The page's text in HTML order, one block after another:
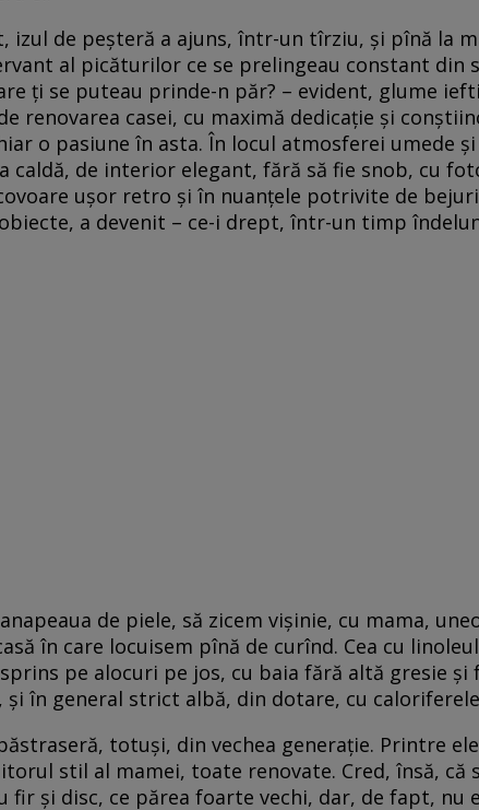
izul de peșteră a ajuns, într-un tîrziu, și pînă la
al picăturilor ce se prelingeau constant din
ți se puteau prinde-n păr? – evident, glume
renovarea casei, cu maximă dedicație și
o pasiune în asta. În locul atmosferei umede
caldă, de interior elegant, fără să fie snob, cu
ușor retro și în nuanțele potrivite de bejuri
a devenit – ce-i drept, într-un timp
de piele, să zicem vișinie, cu mama,
în care locuisem pînă de curînd. Cea cu
pe alocuri pe jos, cu baia fără altă gresie și
și în general strict albă, din dotare, cu
totuși, din vechea generație. Printre
stil al mamei, toate renovate. Cred, însă, că
fir și disc, ce părea foarte vechi, dar, de fapt, nu